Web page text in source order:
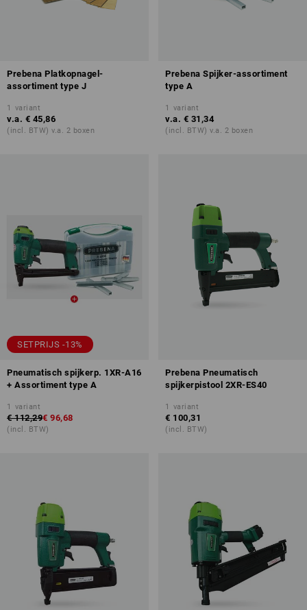
Prebena Platkopnagel-
assortiment type J
1 variant
v.a. € 45,86
(incl. BTW) v.a. 2 boxen
Prebena Spijker-assortiment
type A
1 variant
v.a. € 31,34
(incl. BTW) v.a. 2 boxen
SETPRIJS -13%
Pneumatisch spijkerp. 1XR-A16
+ Assortiment type A
1 variant
€ 112,29€ 96,68
(incl. BTW)
Prebena Pneumatisch
spijkerpistool 2XR-ES40
1 variant
€ 100,31
(incl. BTW)